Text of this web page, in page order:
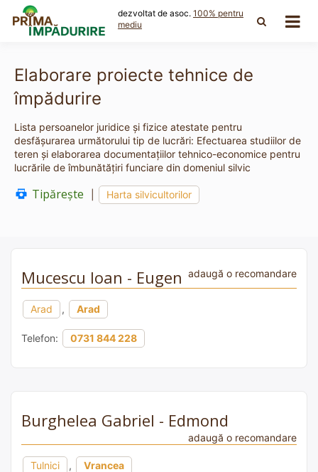
content
dezvoltat de asoc. 100% pentru
mediu
Elaborare proiecte tehnice de
împădurire
Lista persoanelor juridice și fizice atestate pentru
desfășurarea următorului tip de lucrări: Efectuarea studiilor de
teren şi elaborarea documentaţiilor tehnico-economice pentru
lucrările de îmbunătăţiri funciare din domeniul silvic
Tipărește Harta silvicultorilor
Mucescu Ioan - Eugen adaugă o recomandare
Arad , Arad
Telefon: 0731 844 228
Burghelea Gabriel - Edmond
adaugă o recomandare
Tulnici , Vrancea